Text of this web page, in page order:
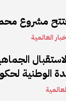
مشروع
العالمية
الوطنية